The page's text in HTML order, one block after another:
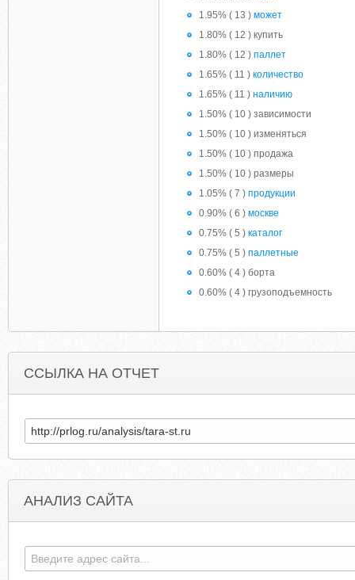
1.95% ( 13 ) может
1.80% ( 12 ) купить
1.80% ( 12 ) паллет
1.65% ( 11 ) количество
1.65% ( 11 ) наличию
1.50% ( 10 ) зависимости
1.50% ( 10 ) изменяться
1.50% ( 10 ) продажа
1.50% ( 10 ) размеры
1.05% ( 7 ) продукции
0.90% ( 6 ) москве
0.75% ( 5 ) каталог
0.75% ( 5 ) паллетные
0.60% ( 4 ) борта
0.60% ( 4 ) грузоподъемность
ССЫЛКА НА ОТЧЕТ
АНАЛИЗ САЙТА